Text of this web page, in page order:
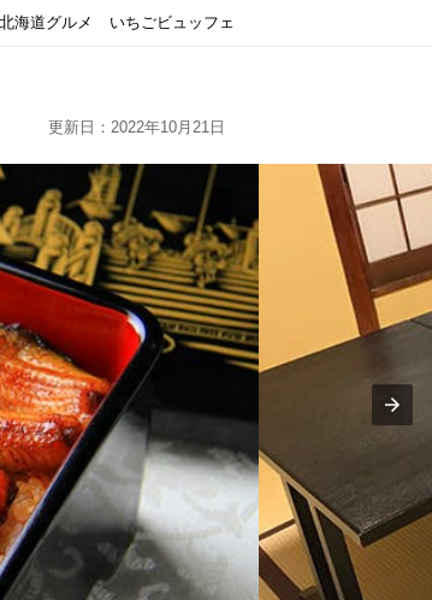
北海道グルメ いちごビュッフェ
更新日：2022年10月21日